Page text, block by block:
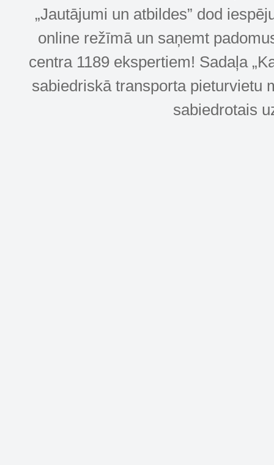
„Jautājumi un atbildes” dod
online režīmā un saņemt
centra 1189 ekspertiem! Sadaļa
sabiedriskā transporta pieturvietu
sabiedrotais